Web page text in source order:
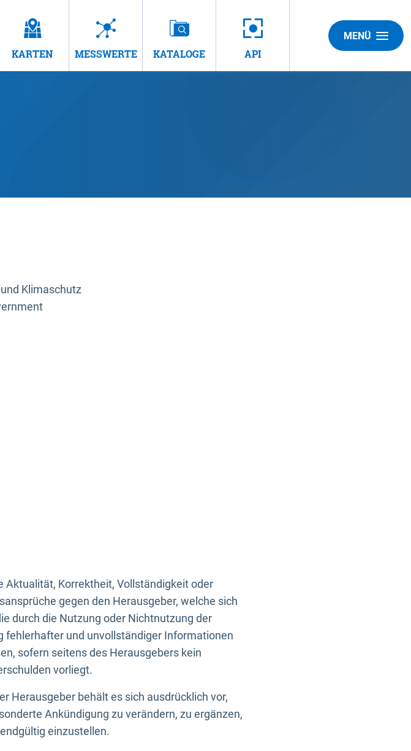
KARTEN MESSWERTE KATALOGE API
MENÜ
Klimaschutz
Aktualität, Korrektheit, Vollständigkeit oder
gegen den Herausgeber, welche sich
durch die Nutzung oder Nichtnutzung der
und unvollständiger Informationen
sofern seitens des Herausgebers kein
vorliegt.
Herausgeber behält es sich ausdrücklich vor,
Ankündigung zu verändern, zu ergänzen,
einzustellen.